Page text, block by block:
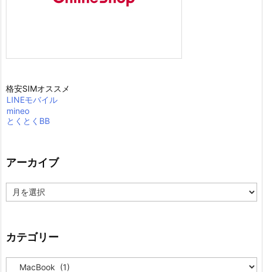
格安SIMオススメ
LINEモバイル
mineo
とくとくBB
アーカイブ
ー
ブ
カテゴリー